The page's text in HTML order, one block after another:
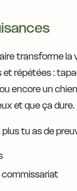
transforme
et répétées :
encore un
et que ça dure.
tu as de